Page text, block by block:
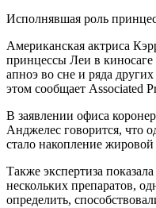
Исполнявшая роль
Американская актриса
принцессы Леи в
апноэ во сне и ряда других
этом сообщает Associated
В заявлении офиса
Анджелес говорится, что
стало накопление
Также экспертиза
нескольких препаратов,
определить,